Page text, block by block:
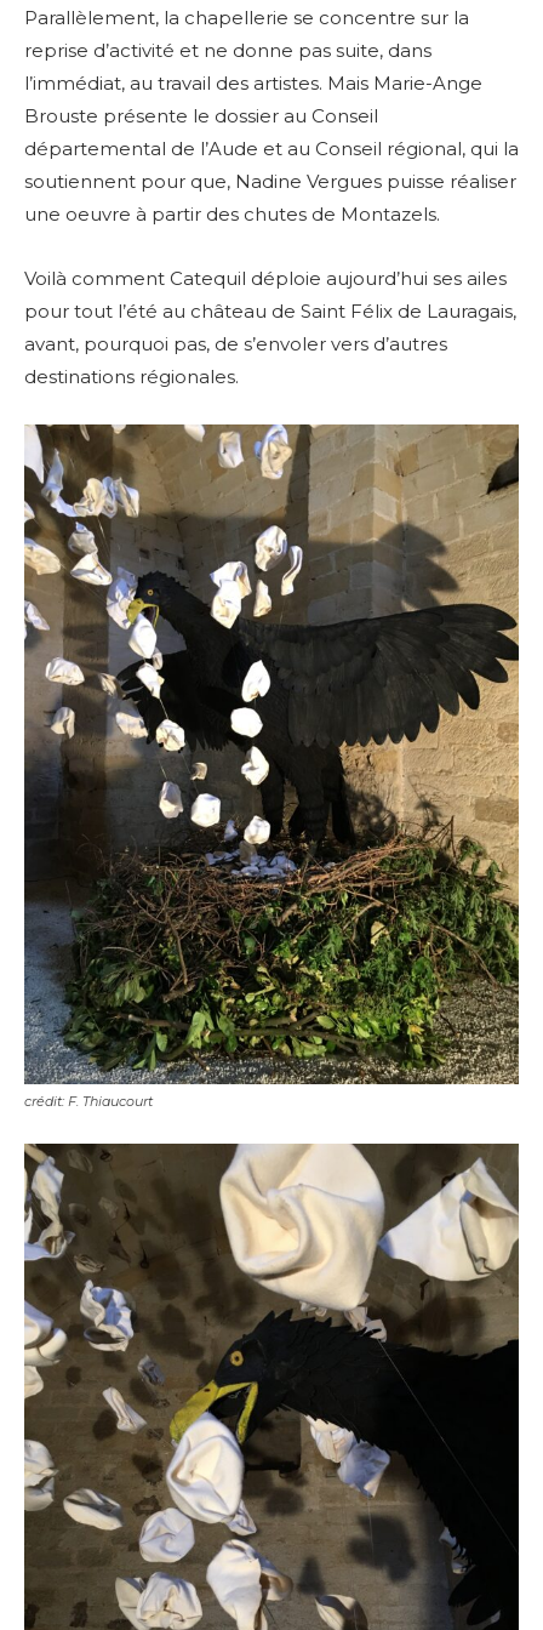
Parallèlement, la chapellerie se concentre sur la
reprise d’activité et ne donne pas suite, dans
l’immédiat, au travail des artistes. Mais Marie-Ange
Brouste présente le dossier au Conseil
départemental de l’Aude et au Conseil régional, qui la
soutiennent pour que, Nadine Vergues puisse réaliser
une oeuvre à partir des chutes de Montazels.
Voilà comment Catequil déploie aujourd’hui ses ailes
pour tout l’été au château de Saint Félix de Lauragais,
avant, pourquoi pas, de s’envoler vers d’autres
destinations régionales.
crédit: F. Thiaucourt